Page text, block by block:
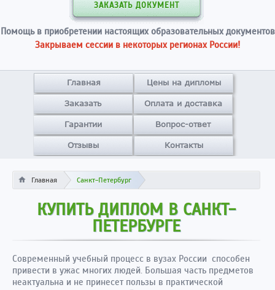
ЗАКАЗАТЬ ДОКУМЕНТ
Помощь в приобретении настоящих образовательных документов
Закрываем сессии в некоторых регионах России!
Главная Цены на дипломы
Заказать Оплата и доставка
Гарантии Вопрос-ответ
Отзывы Контакты
Главная Санкт-Петербург
КУПИТЬ ДИПЛОМ В САНКТ-
ПЕТЕРБУРГЕ
Современный учебный процесс в вузах России способен
привести в ужас многих людей. Большая часть предметов
неактуальна и не принесет пользы в практической